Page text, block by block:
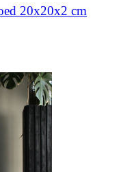
20x20x2 cm